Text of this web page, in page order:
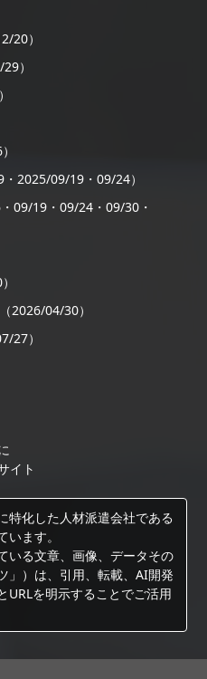
20）
）
2025/09/19・09/24）
09/19・09/24・09/30・
2026/04/30）
27）
イト
特化した人材派遣会社である
ます。
いる文章、画像、データその
」）は、引用、転載、AI開発
URLを明示することでご活用